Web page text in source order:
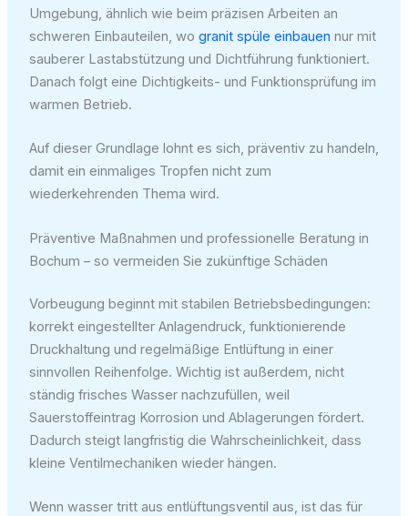
Umgebung, ähnlich wie beim präzisen Arbeiten an
schweren Einbauteilen, wo granit spüle einbauen nur mit
sauberer Lastabstützung und Dichtführung funktioniert.
Danach folgt eine Dichtigkeits- und Funktionsprüfung im
warmen Betrieb.
Auf dieser Grundlage lohnt es sich, präventiv zu handeln,
damit ein einmaliges Tropfen nicht zum
wiederkehrenden Thema wird.
Präventive Maßnahmen und professionelle Beratung in
Bochum – so vermeiden Sie zukünftige Schäden
Vorbeugung beginnt mit stabilen Betriebsbedingungen:
korrekt eingestellter Anlagendruck, funktionierende
Druckhaltung und regelmäßige Entlüftung in einer
sinnvollen Reihenfolge. Wichtig ist außerdem, nicht
ständig frisches Wasser nachzufüllen, weil
Sauerstoffeintrag Korrosion und Ablagerungen fördert.
Dadurch steigt langfristig die Wahrscheinlichkeit, dass
kleine Ventilmechaniken wieder hängen.
Wenn wasser tritt aus entlüftungsventil aus, ist das für